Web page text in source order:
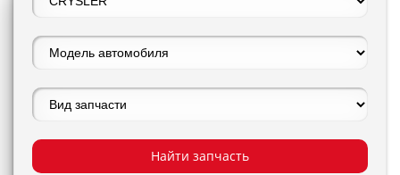
Найти запчасть